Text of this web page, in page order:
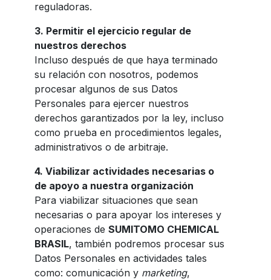
reguladoras.
3. Permitir el ejercicio regular de
nuestros derechos
Incluso después de que haya terminado
su relación con nosotros, podemos
procesar algunos de sus Datos
Personales para ejercer nuestros
derechos garantizados por la ley, incluso
como prueba en procedimientos legales,
administrativos o de arbitraje.
4. Viabilizar actividades necesarias o
de apoyo a nuestra organización
Para viabilizar situaciones que sean
necesarias o para apoyar los intereses y
operaciones de SUMITOMO CHEMICAL
BRASIL, también podremos procesar sus
Datos Personales en actividades tales
como: comunicación y marketing,